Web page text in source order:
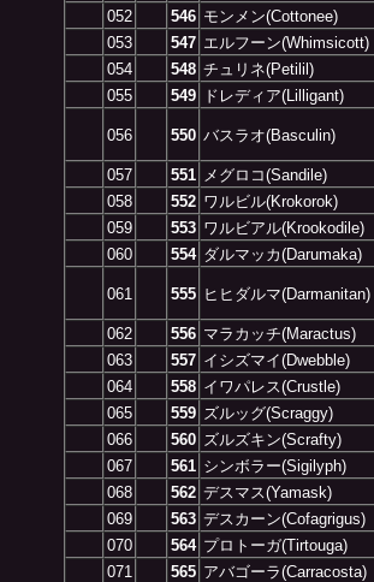
052
546 モンメン(Cottonee)
053
547 エルフーン(Whimsicott)
054
548 チュリネ(Petilil)
055
549 ドレディア(Lilligant)
056 550 バスラオ(Basculin)
057 551 メグロコ(Sandile)
058
552 ワルビル(Krokorok)
059
553 ワルビアル(Krookodile)
060
554 ダルマッカ(Darumaka)
061 555 ヒヒダルマ(Darmanitan)
062 556 マラカッチ(Maractus)
063
557 イシズマイ(Dwebble)
064
558 イワパレス(Crustle)
065
559 ズルッグ(Scraggy)
066
560 ズルズキン(Scrafty)
067
561 シンボラー(Sigilyph)
068
562 デスマス(Yamask)
069
563 デスカーン(Cofagrigus)
070
564 プロトーガ(Tirtouga)
071
565 アバゴーラ(Carracosta)